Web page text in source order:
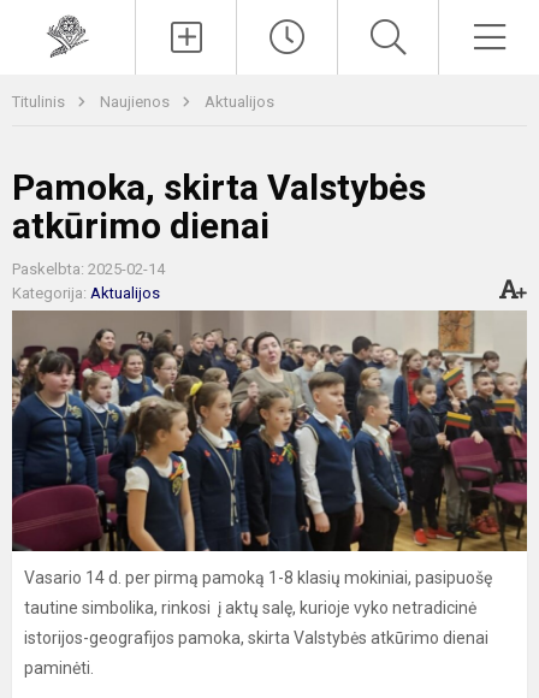
Titulinis Naujienos Aktualijos
Pamoka, skirta Valstybės
atkūrimo dienai
Paskelbta: 2025-02-14
Kategorija: Aktualijos
Vasario 14 d. per pirmą pamoką 1-8 klasių mokiniai, pasipuošę
tautine simbolika, rinkosi į aktų salę, kurioje vyko netradicinė
istorijos-geografijos pamoka, skirta Valstybės atkūrimo dienai
paminėti.